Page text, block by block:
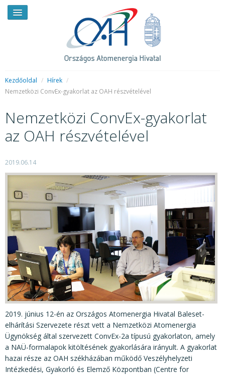
RENDKÍVÜLI HÍREK
HIRDETMÉNYEK
BEMUTATKOZÁS
FELADATOK
KÖZÉRDEKŰ ADATOK
JOGI SZABÁLYOZÁS, ÚTMUTATÓK
KIADVÁNYOK, JELENTÉSEK
NYOMTATVÁNYOK, SZOFTVEREK
E-ÜGYINTÉZÉS
Kezdőoldal / Hírek /
Nemzetközi ConvEx-gyakorlat az OAH részvételével
Nemzetközi ConvEx-gyakorlat
az OAH részvételével
2019.06.14
2019. június 12-én az Országos Atomenergia Hivatal Baleset-
elhárítási Szervezete részt vett a Nemzetközi Atomenergia
Ügynökség által szervezett ConvEx-2a típusú gyakorlaton, amely
a NAÜ-formalapok kitöltésének gyakorlására irányult. A gyakorlat
hazai része az OAH székházában működő Veszélyhelyzeti
Intézkedési, Gyakorló és Elemző Központban (Centre for